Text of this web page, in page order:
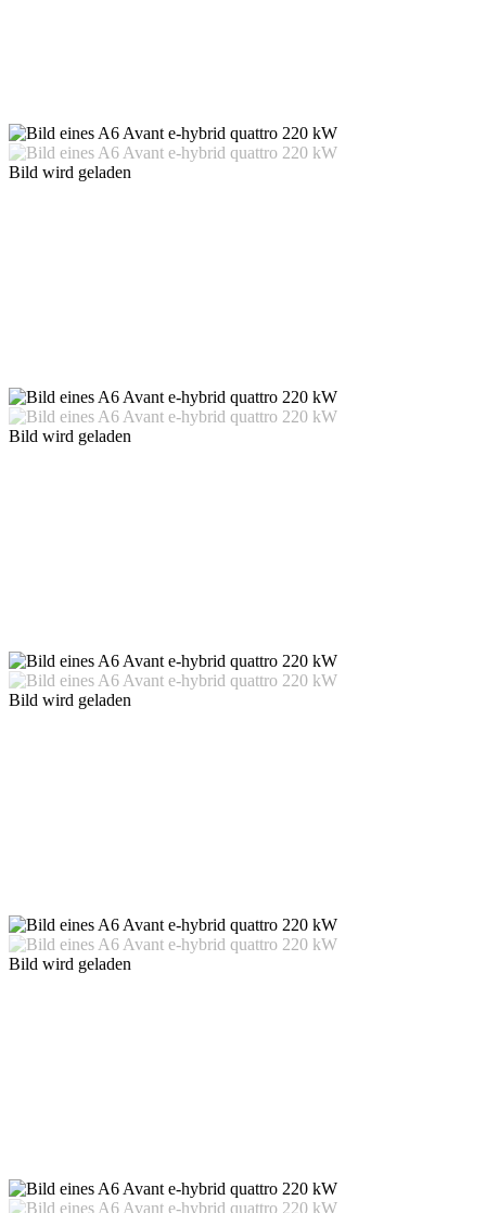
Bild wird geladen
Bild wird geladen
Bild wird geladen
Bild wird geladen